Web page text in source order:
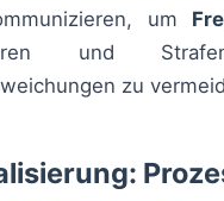
um
und
zu